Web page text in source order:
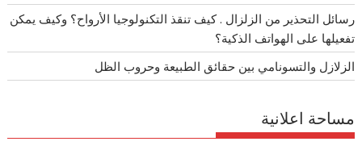
رسائل التحذير من الزلزال . كيف تنقذ التكنولوجيا الأرواح؟ وكيف يمكن
تفعيلها على الهواتف الذكية؟
الزلازل والتسونامي بين حقائق الطبيعة وحروب الظل
مساحة اعلانية